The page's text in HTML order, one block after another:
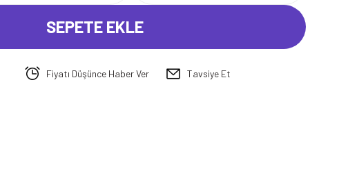
SEPETE EKLE
Fiyatı Düşünce Haber Ver Tavsiye Et